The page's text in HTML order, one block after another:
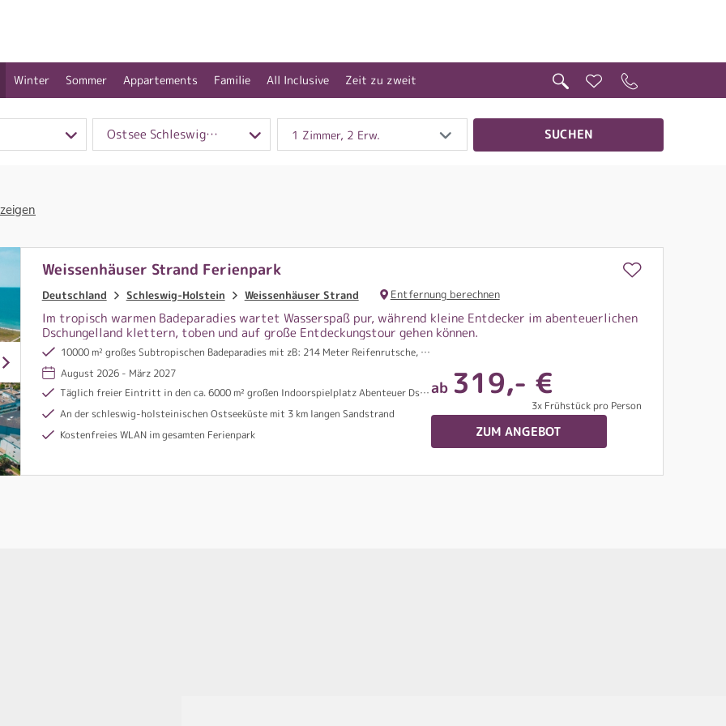
Winter Sommer Appartements Familie All Inclusive Zeit zu zweit
Ostsee Schleswig-Holstein 1 Zimmer, 2 Erw. SUCHEN
Weissenhäuser Strand Ferienpark
Deutschland Schleswig-Holstein Weissenhäuser Strand Entfernung berechnen
Im tropisch warmen Badeparadies wartet Wasserspaß pur, während kleine Entdecker im abenteuerlichen
Dschungelland klettern, toben und auf große Entdeckungstour gehen können.
10000 m² großes Subtropischen Badeparadies mit zB: 214 Meter Reifenrutsche, 75 m Turborutsche, 3er Wellenrutsche, 156 m Effektrutsche und Steilrutsche, uvm.
August 2026 - März 2027
Täglich freier Eintritt in den ca. 6000 m² großen Indoorspielplatz Abenteuer Dschungelland mit zB: Hochseilgarten, Kletterwand, Kinderspielanlage, Terrarienlandschaft, Leguan Lagune uvm.
An der schleswig-holsteinischen Ostseeküste mit 3 km langen Sandstrand
Kostenfreies WLAN im gesamten Ferienpark
ab 319,- €
3x Frühstück pro Person
ZUM ANGEBOT